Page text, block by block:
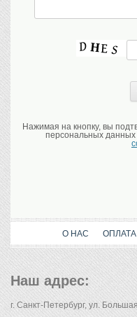
Нажимая на кнопку, вы
персональных
О НАС
Наш адрес:
г. Санкт-Петербург, ул.